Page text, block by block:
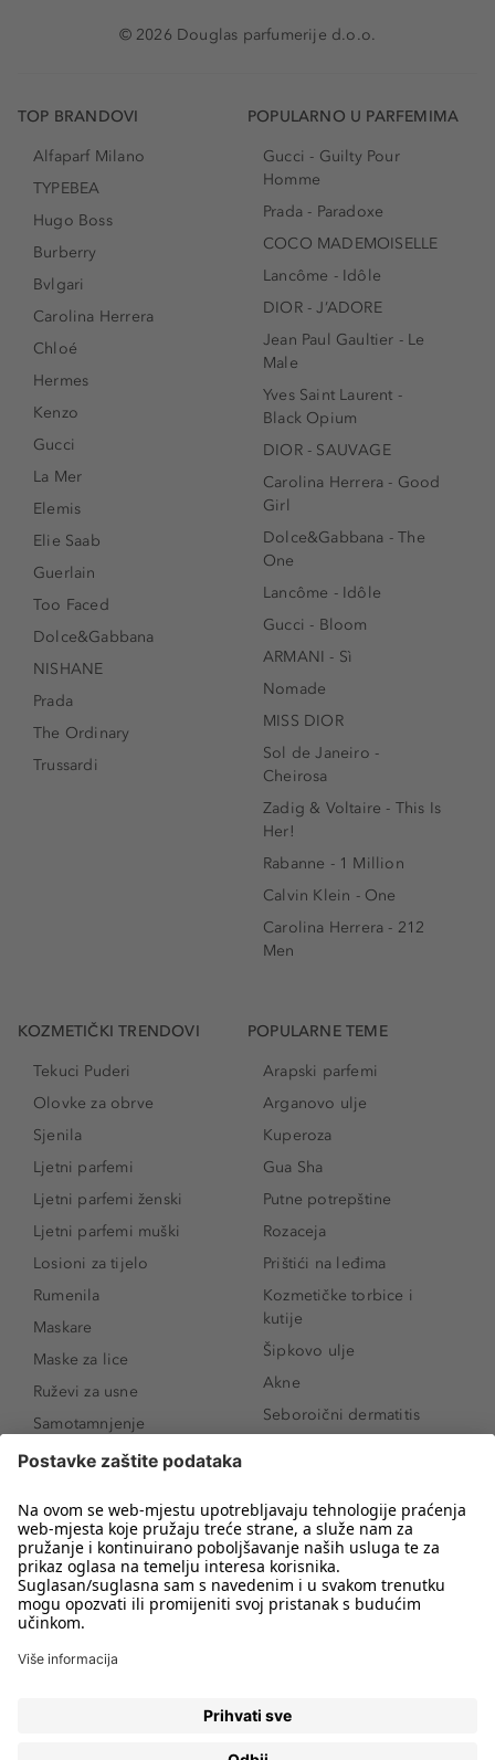
© 2026 Douglas parfumerije d.o.o.
TOP BRANDOVI
Alfaparf Milano
TYPEBEA
Hugo Boss
Burberry
Bvlgari
Carolina Herrera
Chloé
Hermes
Kenzo
Gucci
La Mer
Elemis
Elie Saab
Guerlain
Too Faced
Dolce&Gabbana
NISHANE
Prada
The Ordinary
Trussardi
POPULARNO U PARFEMIMA
Gucci - Guilty Pour
Homme
Prada - Paradoxe
COCO MADEMOISELLE
Lancôme - Idôle
DIOR - J’ADORE
Jean Paul Gaultier - Le
Male
Yves Saint Laurent -
Black Opium
DIOR - SAUVAGE
Carolina Herrera - Good
Girl
Dolce&Gabbana - The
One
Lancôme - Idôle
Gucci - Bloom
ARMANI - Sì
Nomade
MISS DIOR
Sol de Janeiro -
Cheirosa
Zadig & Voltaire - This Is
Her!
Rabanne - 1 Million
Calvin Klein - One
Carolina Herrera - 212
Men
KOZMETIČKI TRENDOVI
Tekuci Puderi
Olovke za obrve
Sjenila
Ljetni parfemi
Ljetni parfemi ženski
Ljetni parfemi muški
Losioni za tijelo
Rumenila
Maskare
Maske za lice
Ruževi za usne
Samotamnjenje
Puderi
Proizvodi za obrve
Sunce i zaštita
Serumi za lice
Proizvodi za čišćenje lica
POPULARNE TEME
Arapski parfemi
Arganovo ulje
Kuperoza
Gua Sha
Putne potrepštine
Rozaceja
Prištići na leđima
Kozmetičke torbice i
kutije
Šipkovo ulje
Akne
Seboroični dermatitis
Novo
Koji mi parfem
odgovara?
Kako našminkati oči da
Kako ukloniti mitesere